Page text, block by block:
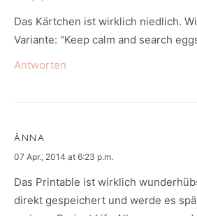
Das Kärtchen ist wirklich niedlich.
Variante: "Keep calm and search
Antworten
ÄNNA
says:
07 Apr., 2014 at 6:23 p.m.
Das Printable ist wirklich
direkt gespeichert und werde es